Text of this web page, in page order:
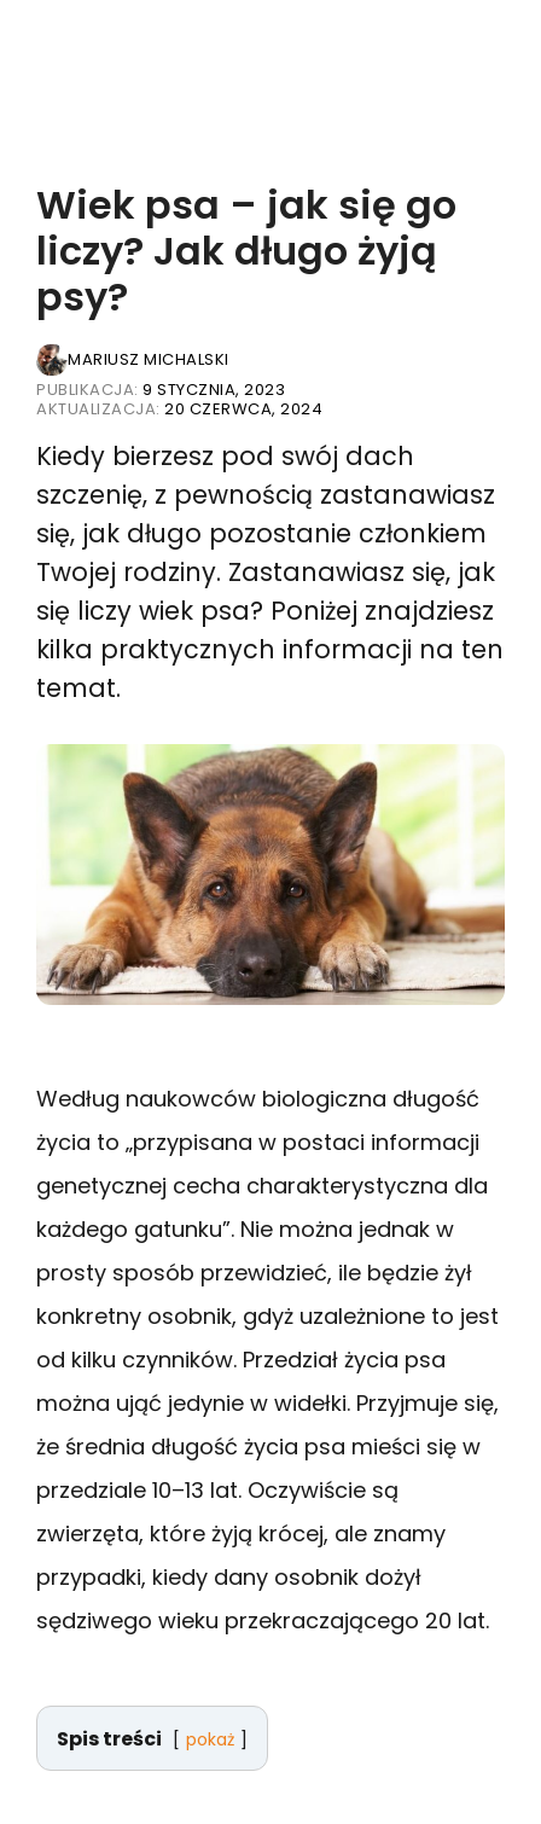
Wiek psa – jak się go
liczy? Jak długo żyją
psy?
MARIUSZ MICHALSKI
PUBLIKACJA: 9 STYCZNIA, 2023
AKTUALIZACJA: 20 CZERWCA, 2024
Kiedy bierzesz pod swój dach
szczenię, z pewnością zastanawiasz
się, jak długo pozostanie członkiem
Twojej rodziny. Zastanawiasz się, jak
się liczy wiek psa? Poniżej znajdziesz
kilka praktycznych informacji na ten
temat.
Według naukowców biologiczna długość
życia to „przypisana w postaci informacji
genetycznej cecha charakterystyczna dla
każdego gatunku”. Nie można jednak w
prosty sposób przewidzieć, ile będzie żył
konkretny osobnik, gdyż uzależnione to jest
od kilku czynników. Przedział życia psa
można ująć jedynie w widełki. Przyjmuje się,
że średnia długość życia psa mieści się w
przedziale 10–13 lat. Oczywiście są
zwierzęta, które żyją krócej, ale znamy
przypadki, kiedy dany osobnik dożył
sędziwego wieku przekraczającego 20 lat.
Spis treści pokaż